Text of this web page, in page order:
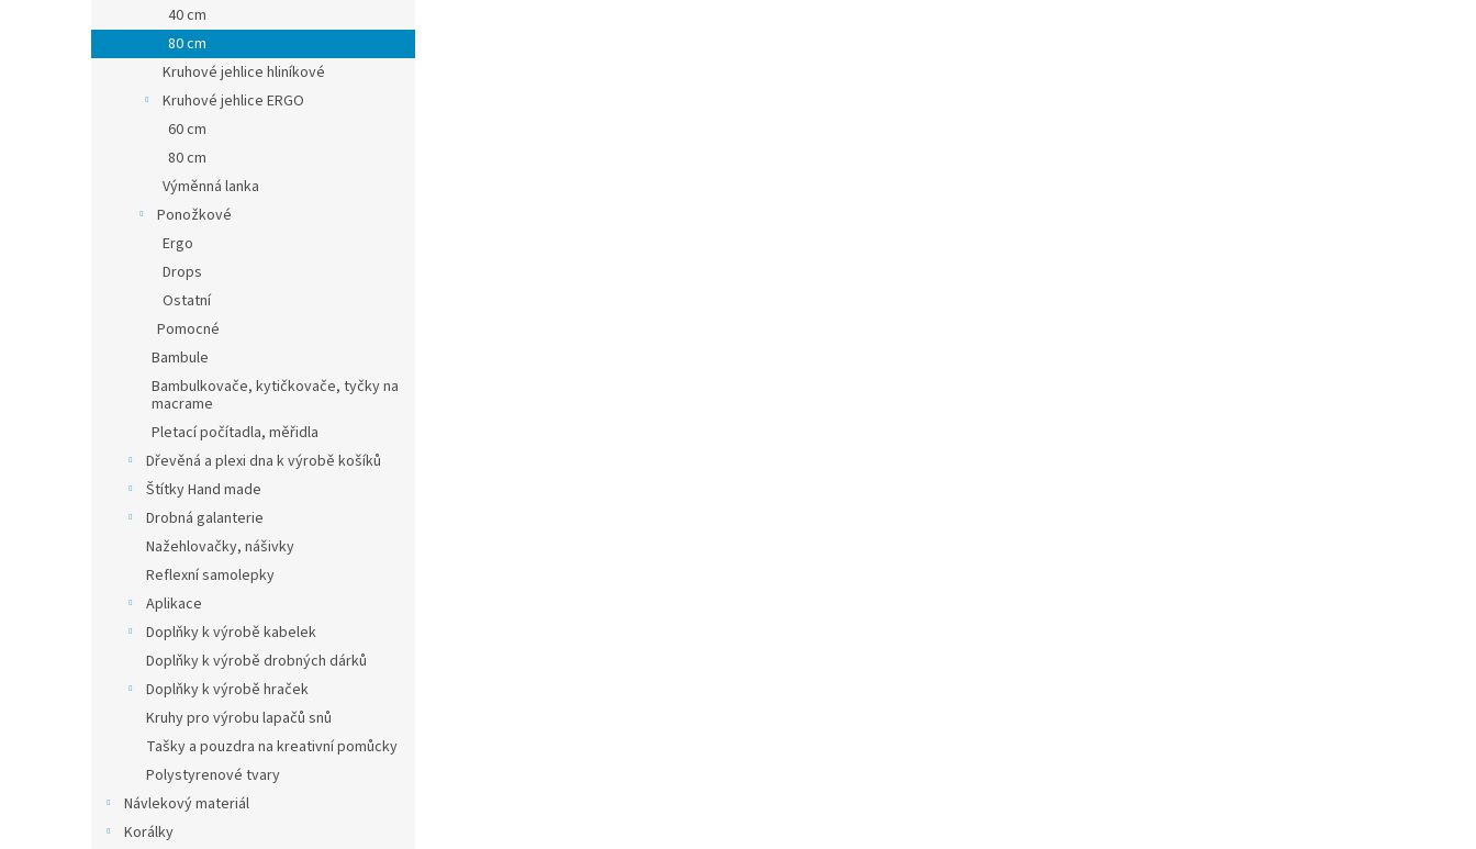
40 cm
80 cm
Kruhové jehlice hliníkové
Kruhové jehlice ERGO
60 cm
80 cm
Výměnná lanka
Ponožkové
Ergo
Drops
Ostatní
Pomocné
Bambule
Bambulkovače, kytičkovače, tyčky na
macrame
Pletací počítadla, měřidla
Dřevěná a plexi dna k výrobě košíků
Štítky Hand made
Drobná galanterie
Nažehlovačky, nášivky
Reflexní samolepky
Aplikace
Doplňky k výrobě kabelek
Doplňky k výrobě drobných dárků
Doplňky k výrobě hraček
Kruhy pro výrobu lapačů snů
Tašky a pouzdra na kreativní pomůcky
Polystyrenové tvary
Návlekový materiál
Korálky